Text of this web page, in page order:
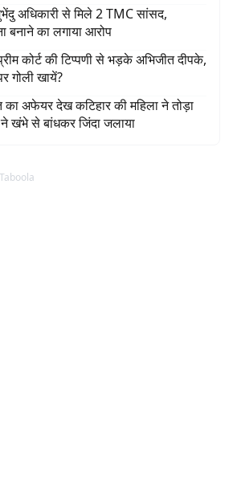
अधिकारी से मिले 2 TMC सांसद,
बनाने का लगाया आरोप
कोर्ट की टिप्पणी से भड़के अभिजीत दीपके,
गोली खायें?
का अफेयर देख कटिहार की महिला ने तोड़ा
खंभे से बांधकर जिंदा जलाया